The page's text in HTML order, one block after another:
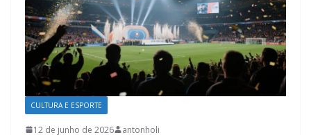
CULTURA E ESPORTE
12 de junho de 2026 antonholi